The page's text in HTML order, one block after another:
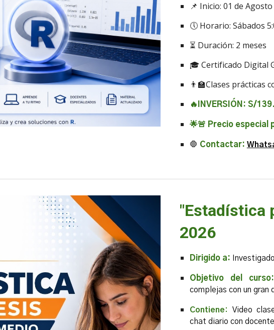
📌 Inicio: 01 de
🕔 Horario: Sábados
⏳ Duración: 2 meses
🎓 Certificado Digital
👨‍🏫Clases prácticas
🔥INVERSIÓN: S/
🌟🚨 Precio especial
🛑 Contactar:
"Estadística
2026
Dirigido a:
Objetivo del curso:
complejas con un gran
Contiene:
Video
chat diario con